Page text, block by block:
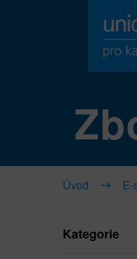
Úvod E-
Kategorie